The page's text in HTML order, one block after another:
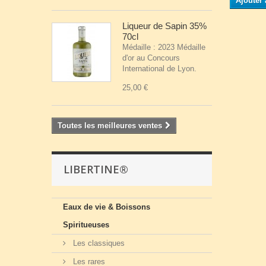
Liqueur de Sapin 35%
70cl
Médaille : 2023 Médaille
d'or au Concours
International de Lyon.
25,00 €
Toutes les meilleures ventes
LIBERTINE®
Eaux de vie & Boissons
Spiritueuses
Les classiques
Les rares